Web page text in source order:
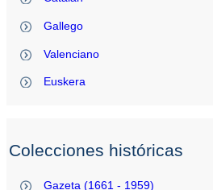
Gallego
Valenciano
Euskera
Colecciones históricas
Gazeta (1661 - 1959)